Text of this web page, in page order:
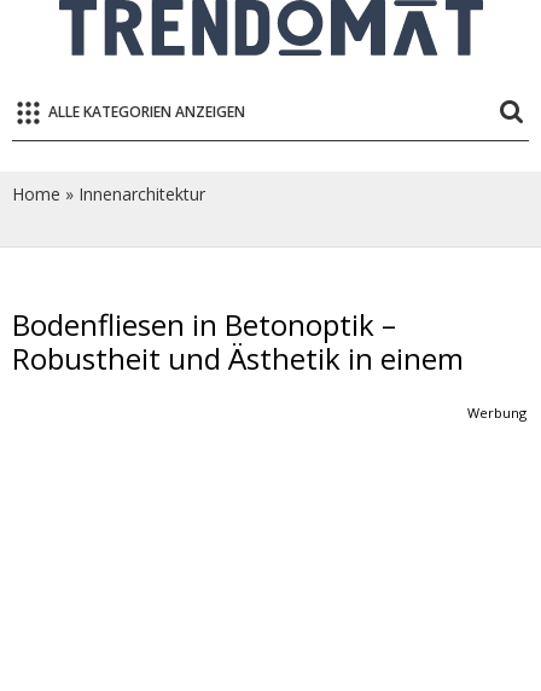
ALLE KATEGORIEN ANZEIGEN
Home » Innenarchitektur
Bodenfliesen in Betonoptik –
Robustheit und Ästhetik in einem
Werbung